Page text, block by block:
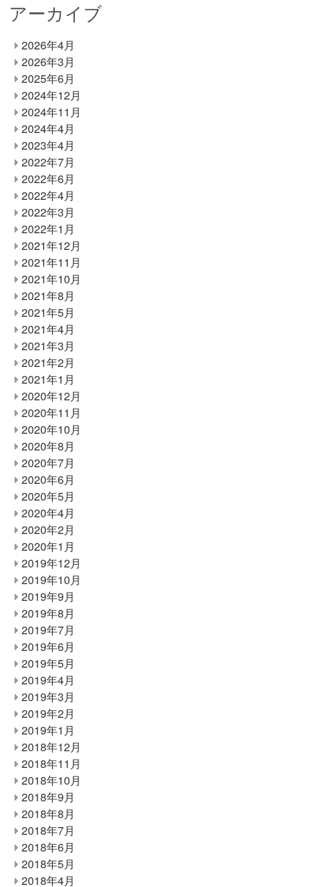
アーカイブ
2026年4月
2026年3月
2025年6月
2024年12月
2024年11月
2024年4月
2023年4月
2022年7月
2022年6月
2022年4月
2022年3月
2022年1月
2021年12月
2021年11月
2021年10月
2021年8月
2021年5月
2021年4月
2021年3月
2021年2月
2021年1月
2020年12月
2020年11月
2020年10月
2020年8月
2020年7月
2020年6月
2020年5月
2020年4月
2020年2月
2020年1月
2019年12月
2019年10月
2019年9月
2019年8月
2019年7月
2019年6月
2019年5月
2019年4月
2019年3月
2019年2月
2019年1月
2018年12月
2018年11月
2018年10月
2018年9月
2018年8月
2018年7月
2018年6月
2018年5月
2018年4月